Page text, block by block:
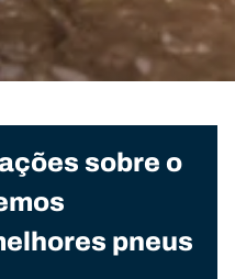
sobre o
pneus